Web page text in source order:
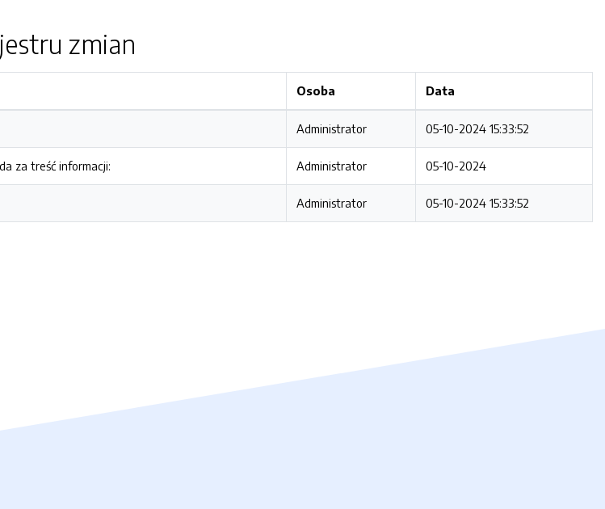
zmian
Osoba Data
Administrator 05-10-2024 15:33:52
za treść informacji: Administrator 05-10-2024
Administrator 05-10-2024 15:33:52